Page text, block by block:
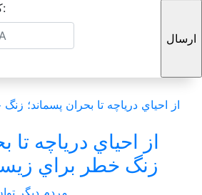
کد تصویری:
از احياي درياچه تا
زنگ خطر براي